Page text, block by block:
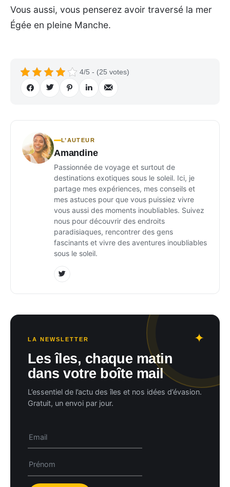
Vous aussi, vous penserez avoir traversé la mer
Égée en pleine Manche.
4/5 - (25 votes)
L’AUTEUR
Amandine
Passionnée de voyage et surtout de
destinations exotiques sous le soleil. Ici, je
partage mes expériences, mes conseils et
mes astuces pour que vous puissiez vivre
vous aussi des moments inoubliables. Suivez
nous pour découvrir des endroits
paradisiaques, rencontrer des gens
fascinants et vivre des aventures inoubliables
sous le soleil.
LA NEWSLETTER
Les îles, chaque matin
dans votre boîte mail
L’essentiel de l’actu des îles et nos idées d’évasion.
Gratuit, un envoi par jour.